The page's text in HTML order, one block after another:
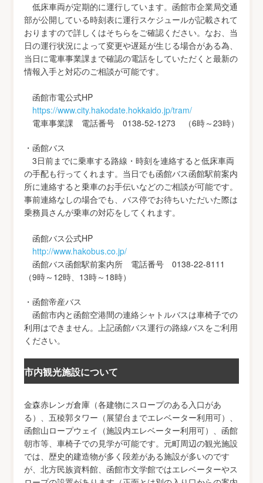
低床車両が定期的に運行しています。函館市企業局交通
部が公開している時刻表に運行スケジュールが記載されて
おりますので詳しくはそちらをご確認ください。なお、当
日の運行状況によって変更や遅延が生じる場合がある為、
当日に電車事業課まで確認の電話をしていただくと最新の
情報入手と対応のご相談が可能です。
函館市電公式HP
https://www.city.hakodate.hokkaido.jp/tram/
電車事業課 電話番号 0138-52-1273 （6時～23時）
・函館バス
3日前までに乗車する路線・時刻を連絡すると低床車両
の手配も行ってくれます。当日でも函館バス函館駅前案内
所に連絡すると乗車のお手伝いなどのご相談が可能です。
事前連絡なしの場合でも、バス停でお待ちいただいた際は
乗務員さんが乗車の対応をしてくれます。
函館バス公式HP
http://www.hakobus.co.jp/
函館バス函館駅前案内所 電話番号 0138-22-8111
（9時～12時、13時～18時）
・函館帝産バス
函館市内と函館空港間の連絡シャトルバスは車椅子での
利用はできません。上記函館バス運行の路線バスをご利用
ください。
市内観光施設について
金森赤レンガ倉庫（各建物にスロープのある入口があ
る）、五稜郭タワー（展望台までエレベーター利用可）、
函館山ロープウェイ（施設内エレベーター利用可）、函館
朝市等、車椅子での見学が可能です。元町周辺の観光施設
では、歴史的建造物が多く段差がある施設が多いのです
が、北方民族資料館、函館市文学館ではエレベーターやス